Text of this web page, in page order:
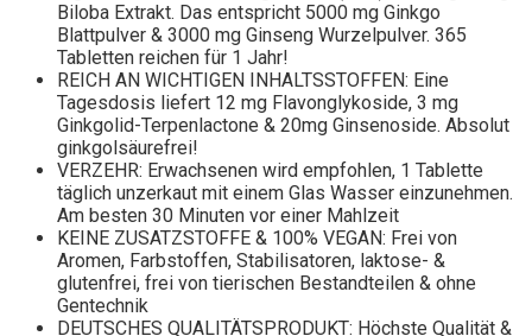
Biloba Extrakt. Das entspricht 5000 mg Ginkgo
Blattpulver & 3000 mg Ginseng Wurzelpulver. 365
Tabletten reichen für 1 Jahr!
REICH AN WICHTIGEN INHALTSSTOFFEN: Eine
Tagesdosis liefert 12 mg Flavonglykoside, 3 mg
Ginkgolid-Terpenlactone & 20mg Ginsenoside. Absolut
ginkgolsäurefrei!
VERZEHR: Erwachsenen wird empfohlen, 1 Tablette
täglich unzerkaut mit einem Glas Wasser einzunehmen.
Am besten 30 Minuten vor einer Mahlzeit
KEINE ZUSATZSTOFFE & 100% VEGAN: Frei von
Aromen, Farbstoffen, Stabilisatoren, laktose- &
glutenfrei, frei von tierischen Bestandteilen & ohne
Gentechnik
DEUTSCHES QUALITÄTSPRODUKT: Höchste Qualität &